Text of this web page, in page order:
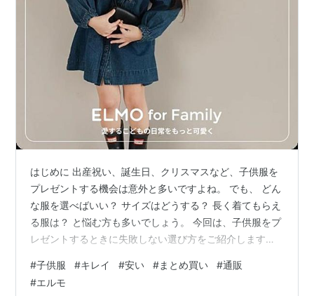
はじめに 出産祝い、誕生日、クリスマスなど、子供服を
プレゼントする機会は意外と多いですよね。 でも、 どん
な服を選べばいい？ サイズはどうする？ 長く着てもらえ
る服は？ と悩む方も多いでしょう。 今回は、子供服をプ
レゼントするときに失敗しない選び方をご紹介します。
なので、実用的なプレゼントとして人気があります。 特
に、 成長が早く買い替えが多い 洗い替えが必要 季節ご
#子供服 #キレイ #安い #まとめ買い #通販
#エルモ